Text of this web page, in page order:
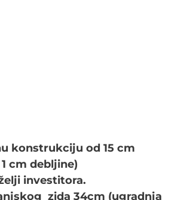
konstrukciju od 15 cm
cm debljine)
investitora.
zida 34cm (ugradnja